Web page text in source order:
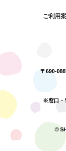
ご利用
〒690-
※窓口・
©